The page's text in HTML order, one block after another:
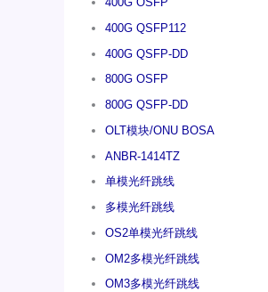
400G QSFP112
400G QSFP-DD
800G OSFP
800G QSFP-DD
OLT模块/ONU BOSA
ANBR-1414TZ
单模光纤跳线
多模光纤跳线
OS2单模光纤跳线
OM2多模光纤跳线
OM3多模光纤跳线